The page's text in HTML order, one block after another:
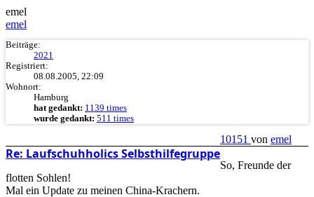
emel
emel
Beiträge:
2021
Registriert:
08.08.2005, 22:09
Wohnort:
Hamburg
hat gedankt: 1139 times
wurde gedankt: 511 times
Re: Laufschuhholics Selbsthilfegruppe
10151 von emel
So, Freunde der
flotten Sohlen!
Mal ein Update zu meinen China-Krachern.